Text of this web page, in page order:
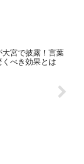
大宮で披露！言葉
べき効果とは